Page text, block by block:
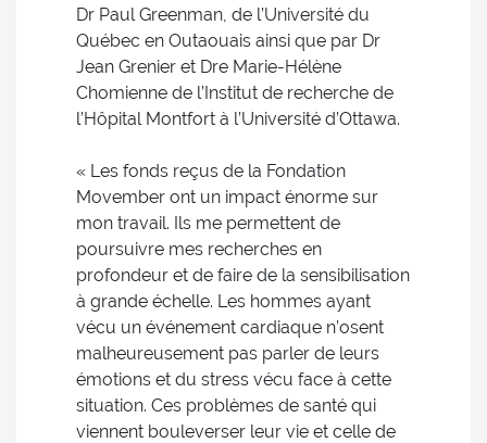
Dr Paul Greenman, de l’Université du
Québec en Outaouais ainsi que par Dr
Jean Grenier et Dre Marie-Hélène
Chomienne de l’Institut de recherche de
l’Hôpital Montfort à l’Université d’Ottawa.
« Les fonds reçus de la Fondation
Movember ont un impact énorme sur
mon travail. Ils me permettent de
poursuivre mes recherches en
profondeur et de faire de la sensibilisation
à grande échelle. Les hommes ayant
vécu un événement cardiaque n’osent
malheureusement pas parler de leurs
émotions et du stress vécu face à cette
situation. Ces problèmes de santé qui
viennent bouleverser leur vie et celle de